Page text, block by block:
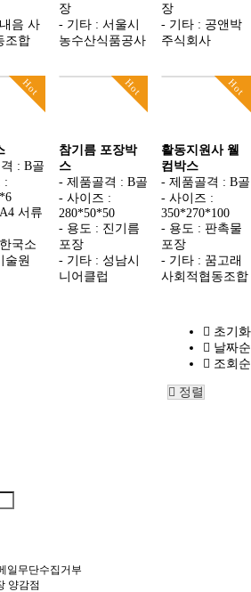
음 사
조합
장
- 기타 : 서울시
농수산식품공사
장
- 기타 : 공앤박
주식회사
Hot
: B골
:
서류
국소
술원
Hot
참기름 포장박
스
- 제품골격 : B골
- 사이즈 :
280*50*50
- 용도 : 진기름
포장
- 기타 : 성남시
니어클럽
Hot
활동지원사 웰
컴박스
- 제품골격 : B골
- 사이즈 :
350*270*100
- 용도 : 판촉물
포장
- 기타 : 꿈고래
사회적협동조합
초기화
날짜순
조회순
정렬
일무단수집거부